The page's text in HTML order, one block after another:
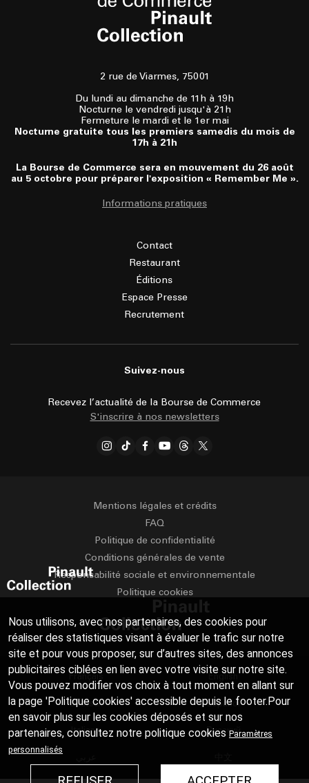
2 rue de Viarmes, 75001
Du lundi au dimanche de 11h à 19h
Nocturne le vendredi jusqu'à 21h
Fermeture le mardi et le 1er mai
Nocturne gratuite tous les premiers samedis du mois de
17h à 21h
La Bourse de Commerce sera en mouvement du 26 août
au 5 octobre pour préparer l'exposition « Remember Me ».
Informations pratiques
Contact
Restaurant
Éditions
Espace Presse
Recrutement
Suivez-nous
Recevez l’actualité de la Bourse de Commerce
S'inscrire à nos newsletters
Mentions légales et crédits
FAQ
Politique de confidentialité
Conditions générales de vente
Responsabilité sociale et environnementale
Politique cookies
Français English
Deutsch Español
Italiano Русский
Nous utilisons, avec nos partenaires, des cookies pour
réaliser des statistiques visant à évaluer le trafic sur notre
site et pour vous proposer, sur d’autres sites, des annonces
publicitaires ciblées en lien avec votre visite sur notre site.
Vous pouvez modifier vos choix à tout moment en allant sur
la page 'Politique cookies' accessible depuis le footer.Pour
en savoir plus sur les cookies déposés et sur nos
partenaires, consultez notre politique cookies Paramètres
personnalisés